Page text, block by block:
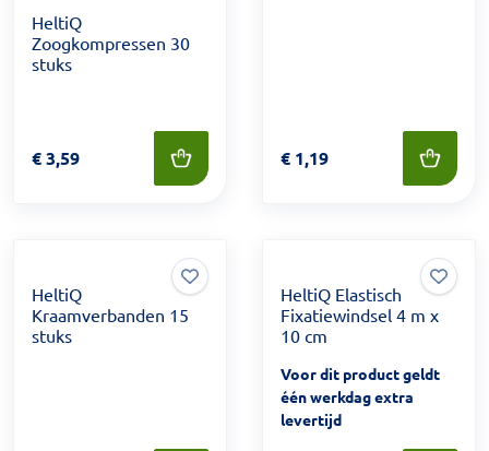
HeltiQ
Zoogkompressen 30
stuks
Prijs: € 3,59
€3,59 Prijs: € 1,19
€ 1,19
HeltiQ
Kraamverbanden 15
stuks
HeltiQ Elastisch
Fixatiewindsel 4 m x
10 cm
Voor dit product geldt
één werkdag extra
levertijd